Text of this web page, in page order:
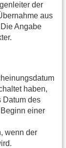
der
aus
Angabe
haben,
Datum des
einer
wenn der